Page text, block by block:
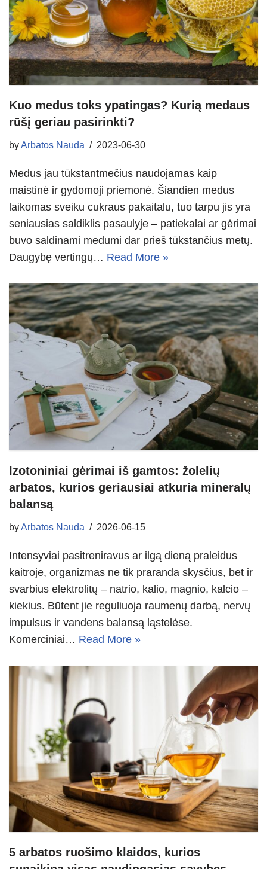
Kuo medus toks ypatingas? Kurią medaus
rūšį geriau pasirinkti?
byArbatos Nauda 2023-06-30
Medus jau tūkstantmečius naudojamas kaip
maistinė ir gydomoji priemonė. Šiandien medus
laikomas sveiku cukraus pakaitalu, tuo tarpu jis yra
seniausias saldiklis pasaulyje – patiekalai ar gėrimai
buvo saldinami medumi dar prieš tūkstančius metų.
Daugybę vertingų… Read More »
Izotoniniai gėrimai iš gamtos: žolelių
arbatos, kurios geriausiai atkuria mineralų
balansą
byArbatos Nauda 2026-06-15
Intensyviai pasitreniravus ar ilgą dieną praleidus
kaitroje, organizmas ne tik praranda skysčius, bet ir
svarbius elektrolitų – natrio, kalio, magnio, kalcio –
kiekius. Būtent jie reguliuoja raumenų darbą, nervų
impulsus ir vandens balansą ląstelėse.
Komerciniai… Read More »
5 arbatos ruošimo klaidos, kurios